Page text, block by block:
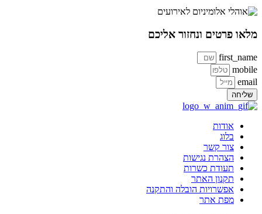
מלאו פרטים ונחזור אליכם
first_name
mobile
email
שליחה
אודות
בלוג
צור קשר
הצהרת נגישות
תעודת כשרות
תקנון האתר
אפשרויות הובלה והתקנה
מפת אתר